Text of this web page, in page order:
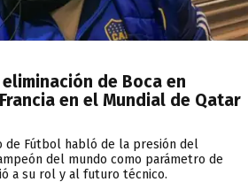
de Boca en
en el Mundial de Qatar
de Fútbol habló de la presión del
del mundo como parámetro de
a su rol y al futuro técnico.